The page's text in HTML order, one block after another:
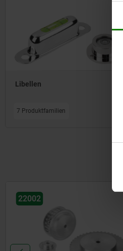
Libellen
7 Produktfamilien
22102